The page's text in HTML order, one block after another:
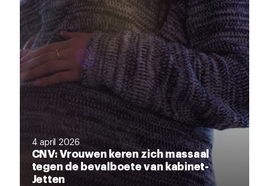
4 april 2026
CNV: Vrouwen keren zich massaal
tegen de bevalboete van kabinet-
Jetten